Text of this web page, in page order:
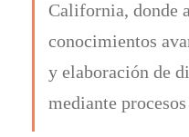
California, donde
conocimientos
y elaboración de
mediante